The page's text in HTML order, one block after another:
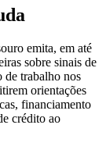
emita, em até
sobre sinais de
de trabalho nos
orientações
financiamento
crédito ao